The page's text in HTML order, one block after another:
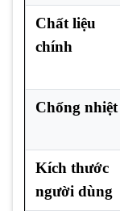
Chất liệu
chính
Chống nhiệt
Kích thước
người dùng